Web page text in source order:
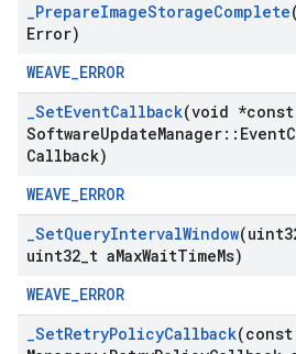
_PrepareImageStorageComplete(
Error)
WEAVE_ERROR
_SetEventCallback(void
SoftwareUpdateManager:: Event
Callback)
WEAVE_ERROR
_SetQueryIntervalWindow
uint32 t aMaxWaitTimeMs)
WEAVE_ERROR
_SetRetryPolicyCallback